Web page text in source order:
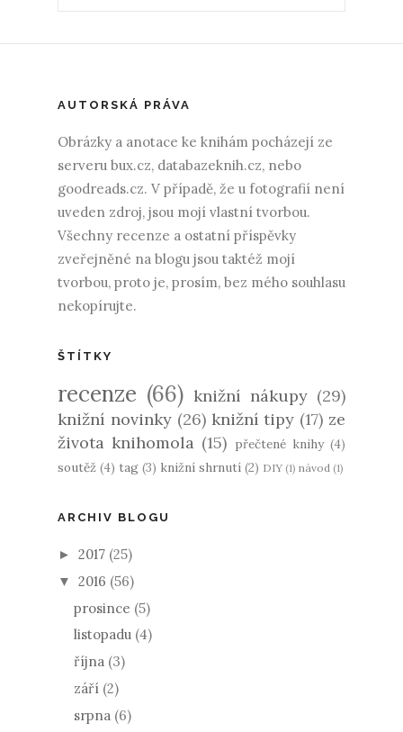
AUTORSKÁ PRÁVA
Obrázky a anotace ke knihám pocházejí ze
serveru bux.cz, databazeknih.cz, nebo
goodreads.cz. V případě, že u fotografií není
uveden zdroj, jsou mojí vlastní tvorbou.
Všechny recenze a ostatní příspěvky
zveřejněné na blogu jsou taktéž mojí
tvorbou, proto je, prosím, bez mého souhlasu
nekopírujte.
ŠTÍTKY
recenze (66) knižní nákupy (29)
knižní novinky (26) knižní tipy (17) ze
života knihomola (15) přečtené knihy (4)
soutěž (4) tag (3) knižní shrnutí (2) DIY (1) návod (1)
ARCHIV BLOGU
► 2017 (25)
▼ 2016 (56)
prosince (5)
listopadu (4)
října (3)
září (2)
srpna (6)